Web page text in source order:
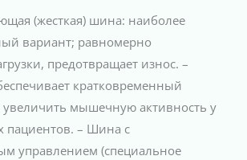
(жесткая) шина: наиболее
вариант; равномерно
предотвращает износ. –
кратковременный
мышечную активность у
пациентов. – Шина с
управлением (специальное